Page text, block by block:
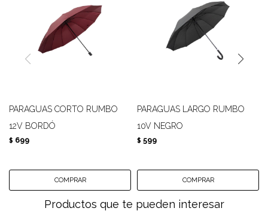
PARAGUAS CORTO RUMBO
12V BORDÓ
$ 699
PARAGUAS LARGO RUMBO
10V NEGRO
$ 599
Productos que te pueden interesar